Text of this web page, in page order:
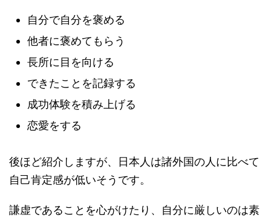
自分で自分を褒める
他者に褒めてもらう
長所に目を向ける
できたことを記録する
成功体験を積み上げる
恋愛をする
後ほど紹介しますが、日本人は諸外国の人に比べて
自己肯定感が低いそうです。
謙虚であることを心がけたり、自分に厳しいのは素